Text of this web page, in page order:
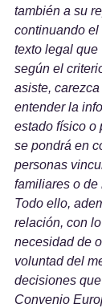
también a su
continuando
texto legal que
según el
asiste,
entender la
estado físico o
se pondrá en
personas
familiares o de
Todo ello,
relación, con
necesidad de
voluntad del
decisiones
Convenio